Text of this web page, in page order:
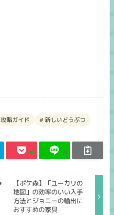
攻略ガイド 新しいどうぶつ
【ポケ森】「ユーカリの
地図」の効率のいい入手
方法とジョニーの輸出に
おすすめの家具